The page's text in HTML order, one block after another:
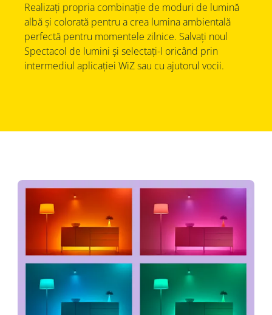
Realizați propria combinație de moduri de lumină
albă și colorată pentru a crea lumina ambientală
perfectă pentru momentele zilnice. Salvați noul
Spectacol de lumini și selectați-l oricând prin
intermediul aplicației WiZ sau cu ajutorul vocii.